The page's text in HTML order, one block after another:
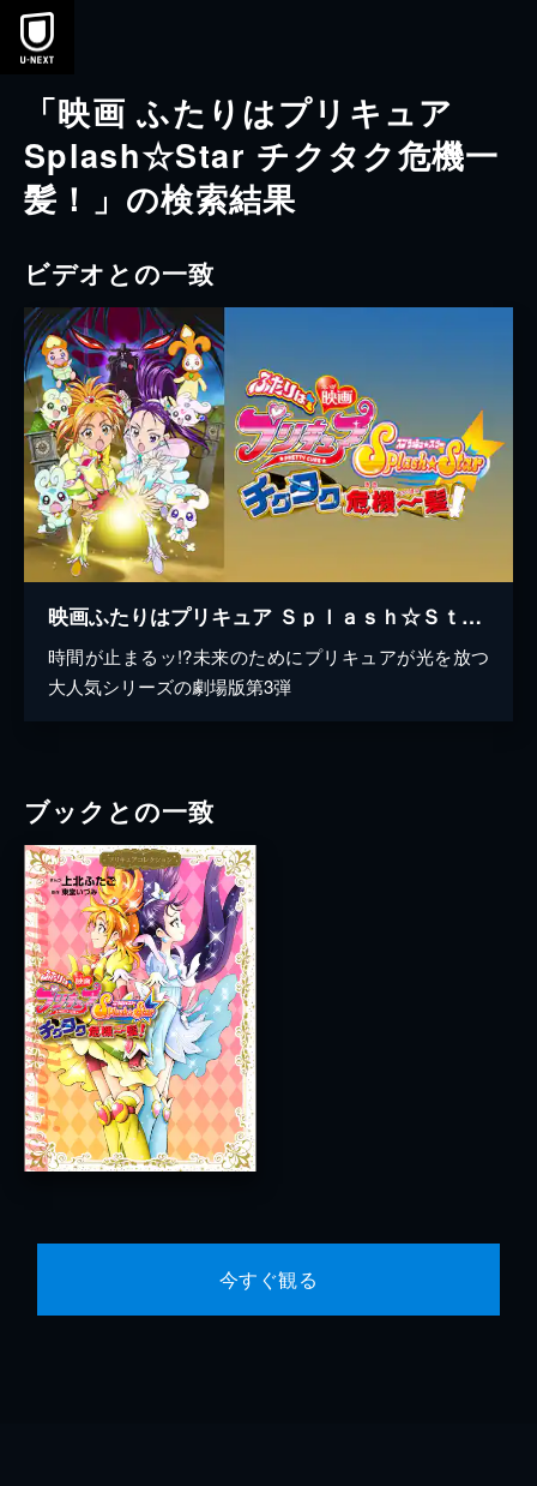
本文へスキップ
「映画 ふたりはプリキュア
Splash☆Star チクタク危機一
髪！」の検索結果
ビデオとの一致
映画ふたりはプリキュア Ｓｐｌａｓｈ☆Ｓｔａｒ チクタク危機一髪！
時間が止まるッ!?未来のためにプリキュアが光を放つ
大人気シリーズの劇場版第3弾
ブックとの一致
今すぐ観る